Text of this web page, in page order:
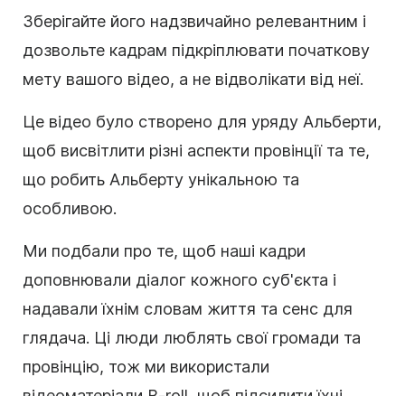
Зберігайте його надзвичайно релевантним і
дозвольте кадрам підкріплювати початкову
мету вашого відео, а не відволікати від неї.
Це відео було створено для уряду Альберти,
щоб висвітлити різні аспекти провінції та те,
що робить Альберту унікальною та
особливою.
Ми подбали про те, щоб наші кадри
доповнювали діалог кожного суб'єкта і
надавали їхнім словам життя та сенс для
глядача. Ці люди люблять свої громади та
провінцію, тож ми використали